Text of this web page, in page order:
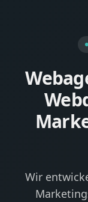
Wir